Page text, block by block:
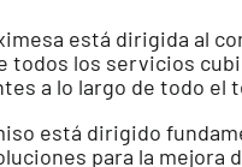
está dirigida al
todos los servicios
a lo largo de todo el
está dirigido
para la mejora